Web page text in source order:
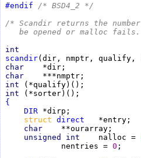
#endif /* BSD4_2 */
/* Scandir returns the
be opened or malloc
int
scandir
char
char
int
int
{
DIR
struct direct
char
unsigned int nalloc =
             nentries =
0